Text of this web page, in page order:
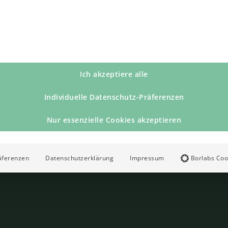
Ich akzeptiere alle
Individuelle Datenschutz-Präferenzen
Nur essenzielle Cookies akzeptieren
Datenschutzerklärung Impressum Borlabs